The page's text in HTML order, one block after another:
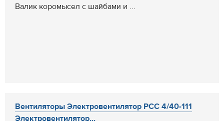
Валик коромысел с шайбами и ...
Вентиляторы Электровентилятор РСС 4/40-111
Электровентилятор...